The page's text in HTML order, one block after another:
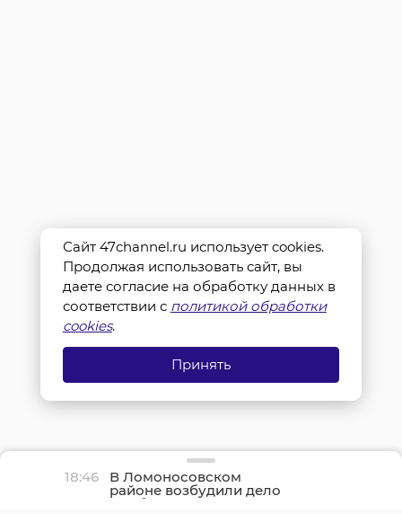
18:46 В Ломоносовском
районе возбудили дело
о гибели 9-летнего
Сайт 47channel.ru использует cookies.
Продолжая использовать сайт, вы
даете согласие на обработку данных в
соответствии с политикой обработки
cookies.
Принять